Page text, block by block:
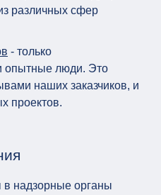
различных сфер
- только
опытные люди. Это
наших заказчиков, и
проектов.
надзорные органы